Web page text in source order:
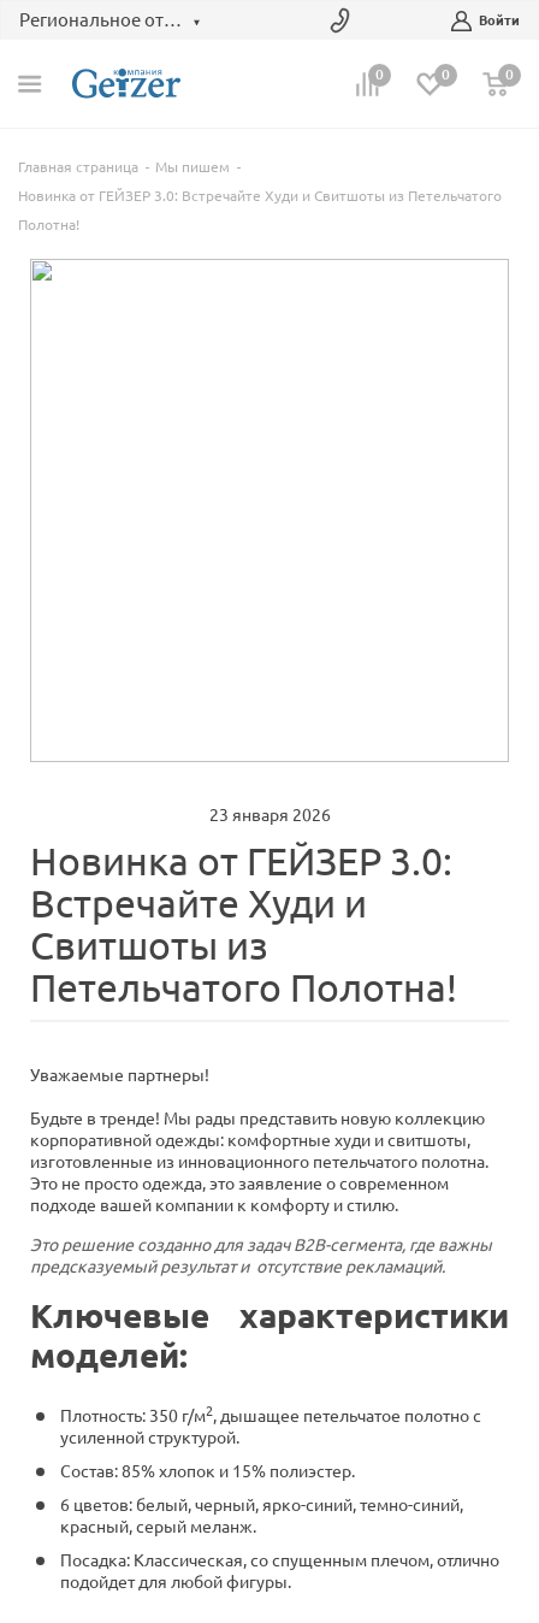
Региональное отделение Войти
0 0 0
Главная страница
Мы пишем
Новинка от ГЕЙЗЕР 3.0: Встречайте Худи и Свитшоты из Петельчатого
Полотна!
23 января 2026
Новинка от ГЕЙЗЕР 3.0:
Встречайте Худи и
Свитшоты из
Петельчатого Полотна!
Уважаемые партнеры!
Будьте в тренде! Мы рады представить новую коллекцию
корпоративной одежды: комфортные худи и свитшоты,
изготовленные из инновационного петельчатого полотна.
Это не просто одежда, это заявление о современном
подходе вашей компании к комфорту и стилю.
Это решение созданно для задач B2B-сегмента, где важны
предсказуемый результат и отсутствие рекламаций.
Ключевые характеристики
моделей:
Плотность: 350 г/м2, дышащее петельчатое полотно с
усиленной структурой.
Состав: 85% хлопок и 15% полиэстер.
6 цветов: белый, черный, ярко-синий, темно-синий,
красный, серый меланж.
Посадка: Классическая, со спущенным плечом, отлично
подойдет для любой фигуры.